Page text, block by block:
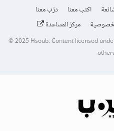
اكتب معنا
درّب معنا
مركز المساعدة
© 2025Hsoub.Content licensed